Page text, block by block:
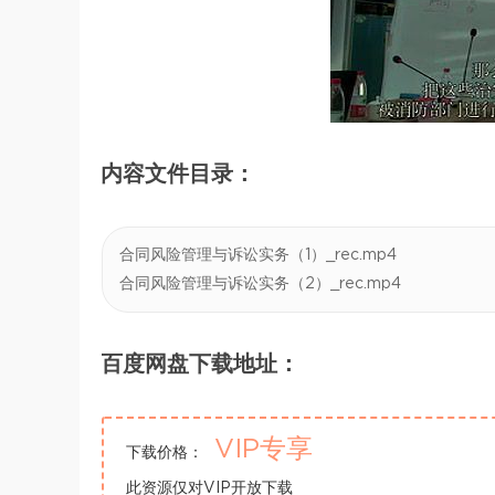
内容文件目录：
合同风险管理与诉讼实务（1）_rec.mp4
合同风险管理与诉讼实务（2）_rec.mp4
百度网盘下载地址：
下载价格： VIP专享
此资源仅对VIP开放下载